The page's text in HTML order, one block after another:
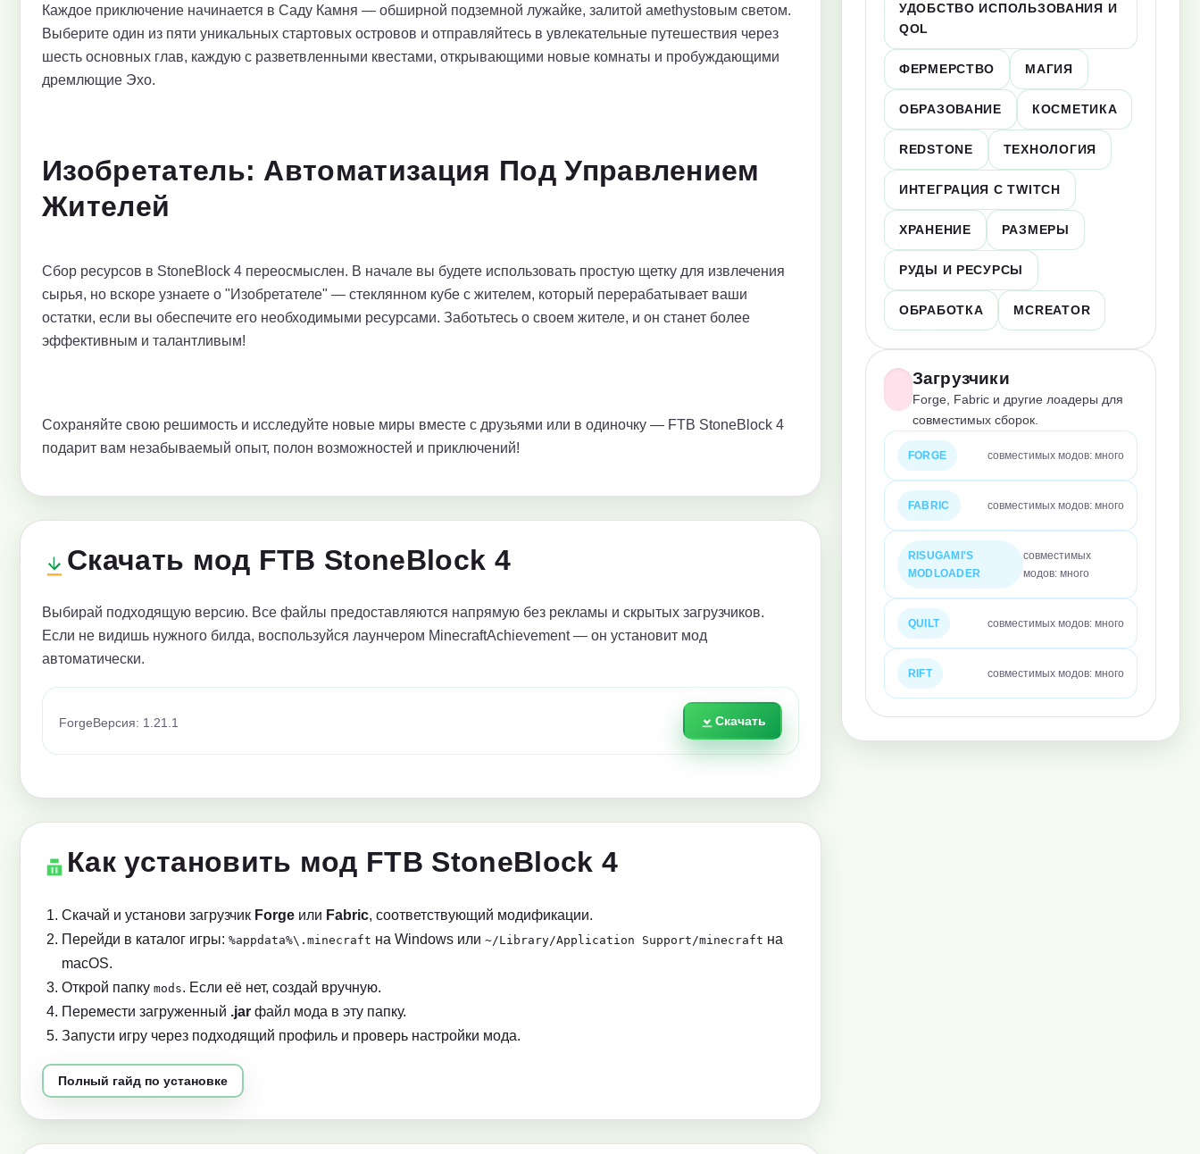
Каждое приключение начинается в Саду Камня — обширной подземной лужайке, залитой амethystовым светом.
Выберите один из пяти уникальных стартовых островов и отправляйтесь в увлекательные путешествия через
шесть основных глав, каждую с разветвленными квестами, открывающими новые комнаты и пробуждающими
дремлющие Эхо.
Изобретатель: Автоматизация Под Управлением
Жителей
Сбор ресурсов в StoneBlock 4 переосмыслен. В начале вы будете использовать простую щетку для извлечения
сырья, но вскоре узнаете о "Изобретателе" — стеклянном кубе с жителем, который перерабатывает ваши
остатки, если вы обеспечите его необходимыми ресурсами. Заботьтесь о своем жителе, и он станет более
эффективным и талантливым!
Сохраняйте свою решимость и исследуйте новые миры вместе с друзьями или в одиночку — FTB StoneBlock 4
подарит вам незабываемый опыт, полон возможностей и приключений!
Скачать мод FTB StoneBlock 4
Выбирай подходящую версию. Все файлы предоставляются напрямую без рекламы и скрытых загрузчиков.
Если не видишь нужного билда, воспользуйся лаунчером MinecraftAchievement — он установит мод
автоматически.
Forge Версия: 1.21.1 Скачать
Как установить мод FTB StoneBlock 4
Скачай и установи загрузчик Forge или Fabric, соответствующий модификации.
Перейди в каталог игры: %appdata%\.minecraft на Windows или ~/Library/Application Support/minecraft на
macOS.
Открой папку mods. Если её нет, создай вручную.
Перемести загруженный .jar файл мода в эту папку.
Запусти игру через подходящий профиль и проверь настройки мода.
Полный гайд по установке
УДОБСТВО ИСПОЛЬЗОВАНИЯ И
QOL
ФЕРМЕРСТВО МАГИЯ
ОБРАЗОВАНИЕ КОСМЕТИКА
REDSTONE ТЕХНОЛОГИЯ
ИНТЕГРАЦИЯ С TWITCH
ХРАНЕНИЕ РАЗМЕРЫ
РУДЫ И РЕСУРСЫ
ОБРАБОТКА MCREATOR
Загрузчики
Forge, Fabric и другие лоадеры для
совместимых сборок.
FORGE совместимых модов: много
FABRIC совместимых модов: много
RISUGAMI'S
MODLOADER
совместимых
модов: много
QUILT совместимых модов: много
RIFT совместимых модов: много